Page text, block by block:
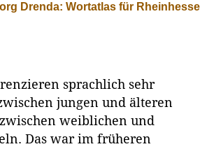
Drenda: Wortatlas für
sprachlich sehr
jungen und älteren
weiblichen und
Das war im früheren